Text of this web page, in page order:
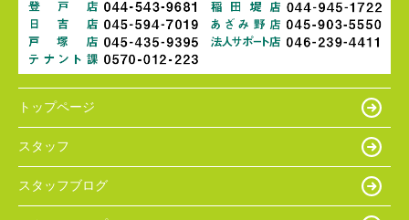
トップページ
スタッフ
スタッフブログ